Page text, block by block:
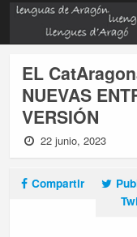
EL
NUEVAS
VERSIÓN
22 junio, 2023
Compartir